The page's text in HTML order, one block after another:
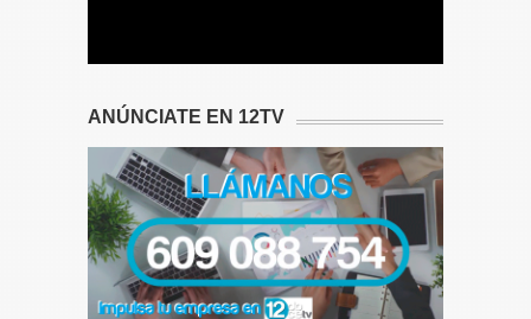
ANÚNCIATE EN 12TV